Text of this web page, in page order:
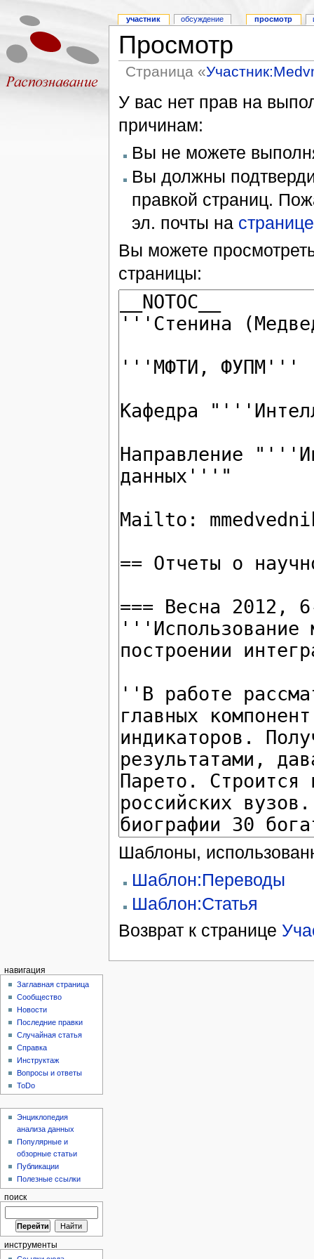
Просмотр
Страница «
У вас нет прав на
причинам:
Вы не можете
Вы должны
правкой страниц.
эл. почты на
Вы можете
страницы:
Шаблоны,
Шаблон:Переводы
Шаблон:Статья
Возврат к странице
участник обсуждение просмотр
навигация
Заглавная страница
Сообщество
Новости
Последние правки
Случайная статья
Справка
Инструктаж
Вопросы и ответы
ToDo
Энциклопедия
анализа данных
Популярные и
обзорные статьи
Публикации
Полезные ссылки
поиск
инструменты